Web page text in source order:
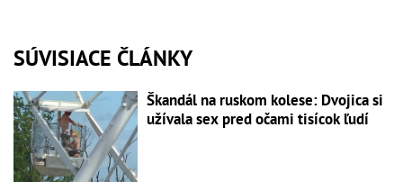
SÚVISIACE ČLÁNKY
Škandál na ruskom kolese: Dvojica si
užívala sex pred očami tisícok ľudí